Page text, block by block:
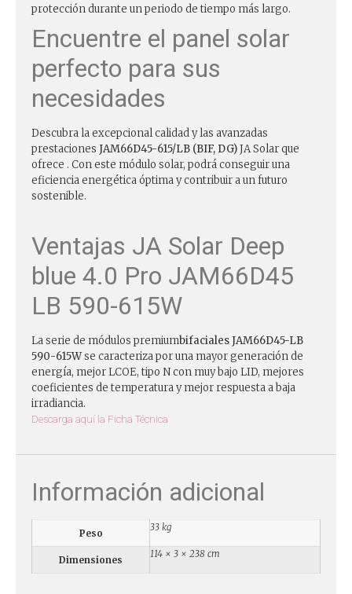
protección durante un periodo de tiempo más largo.
Encuentre el panel solar
perfecto para sus
necesidades
Descubra la excepcional calidad y las avanzadas
prestaciones JAM66D45-615/LB (BIF, DG)JA Solar que
ofrece . Con este módulo solar, podrá conseguir una
eficiencia energética óptima y contribuir a un futuro
sostenible.
Ventajas JA Solar Deep
blue 4.0 Pro JAM66D45
LB 590-615W
La serie de módulos premiumbifaciales JAM66D45-LB
590-615Wse caracteriza por una mayor generación de
energía, mejor LCOE, tipo N con muy bajo LID, mejores
coeficientes de temperatura y mejor respuesta a baja
irradiancia.
Descarga aquí la Ficha Técnica
Información adicional
Peso
33 kg
Dimensiones
114 × 3 × 238 cm